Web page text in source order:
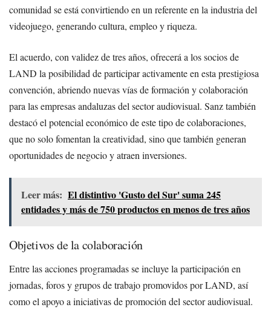
comunidad se está convirtiendo en un referente en la industria del
videojuego, generando cultura, empleo y riqueza.
El acuerdo, con validez de tres años, ofrecerá a los socios de
LAND la posibilidad de participar activamente en esta prestigiosa
convención, abriendo nuevas vías de formación y colaboración
para las empresas andaluzas del sector audiovisual. Sanz también
destacó el potencial económico de este tipo de colaboraciones,
que no solo fomentan la creatividad, sino que también generan
oportunidades de negocio y atraen inversiones.
Leer más: El distintivo 'Gusto del Sur' suma 245
entidades y más de 750 productos en menos de tres años
Objetivos de la colaboración
Entre las acciones programadas se incluye la participación en
jornadas, foros y grupos de trabajo promovidos por LAND, así
como el apoyo a iniciativas de promoción del sector audiovisual.